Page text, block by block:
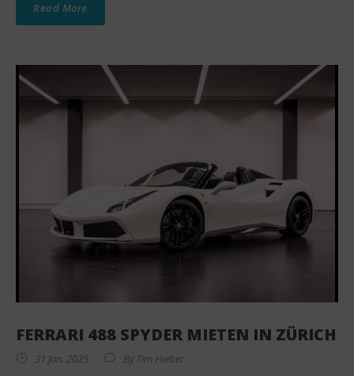
Read More
FERRARI 488 SPYDER MIETEN IN ZÜRICH
31 Jan. 2025 By Tim Hieber